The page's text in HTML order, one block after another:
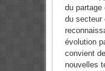
du partage
du secteur
évolution
convient
nouvelles